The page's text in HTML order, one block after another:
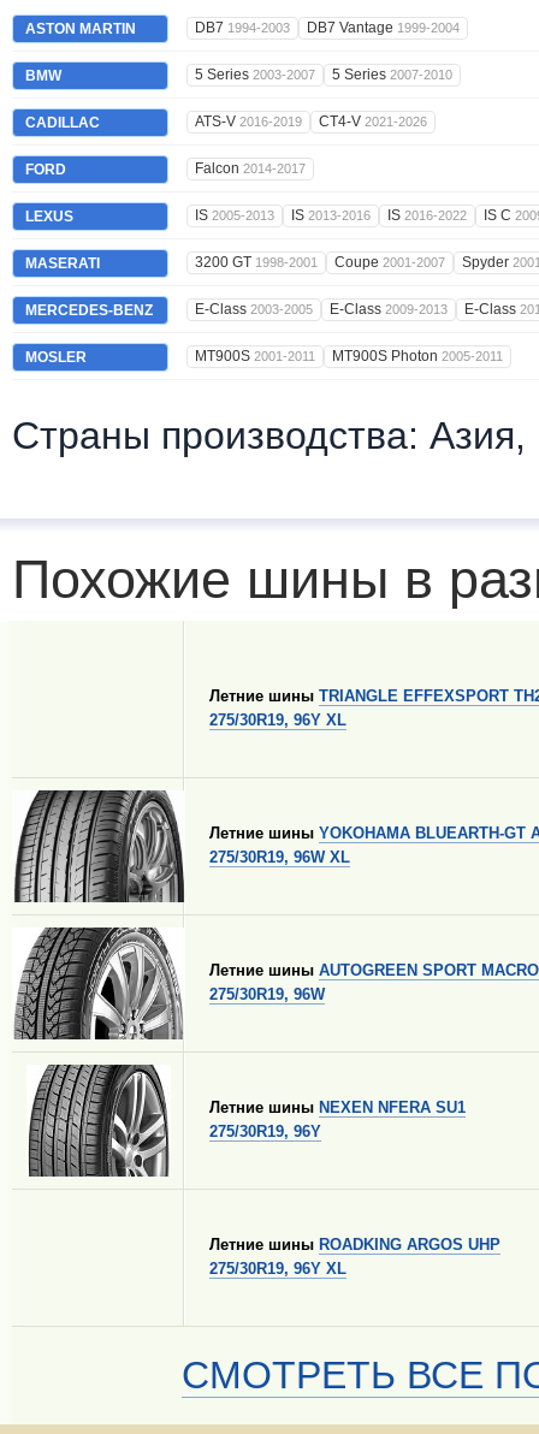
ASTON MARTIN DB7 1994-2003 DB7 Vantage 1999-2004
BMW 5 Series 2003-2007 5 Series 2007-2010
CADILLAC ATS-V 2016-2019 CT4-V 2021-2026
FORD Falcon 2014-2017
LEXUS IS 2005-2013 IS 2013-2016 IS 2016-2022 IS C
MASERATI 3200 GT 1998-2001 Coupe 2001-2007 Spyder
MERCEDES-BENZ E-Class 2003-2005 E-Class 2009-2013 E-Class
MOSLER MT900S 2001-2011 MT900S Photon 2005-2011
Страны производства: Азия,
Похожие шины в
Летние шины TRIANGLE EFFEXSPORT
275/30R19, 96Y XL
Летние шины YOKOHAMA BLUEARTH-GT
275/30R19, 96W XL
Летние шины AUTOGREEN SPORT
275/30R19, 96W
Летние шины NEXEN NFERA SU1
275/30R19, 96Y
Летние шины ROADKING ARGOS UHP
275/30R19, 96Y XL
СМОТРЕТЬ ВСЕ